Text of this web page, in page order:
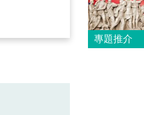
專題推介